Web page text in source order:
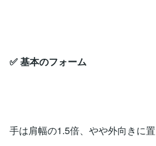
✅ 基本のフォーム
手は肩幅の1.5倍、やや外向きに置